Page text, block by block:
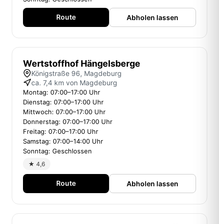
Route Abholen lassen
Wertstoffhof Hängelsberge
Königstraße 96, Magdeburg
ca. 7,4 km von Magdeburg
Montag: 07:00–17:00 Uhr
Dienstag: 07:00–17:00 Uhr
Mittwoch: 07:00–17:00 Uhr
Donnerstag: 07:00–17:00 Uhr
Freitag: 07:00–17:00 Uhr
Samstag: 07:00–14:00 Uhr
Sonntag: Geschlossen
★ 4,6
Route Abholen lassen